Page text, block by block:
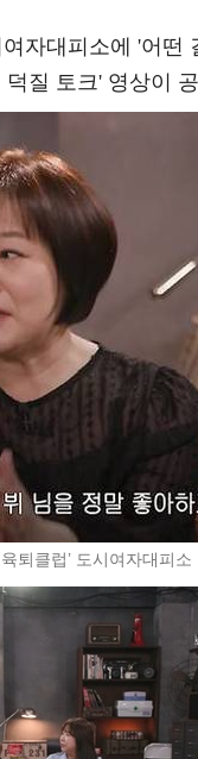
자대피소에 '어
질 토크' 영상이
퇴클럽’ 도시여자대피소